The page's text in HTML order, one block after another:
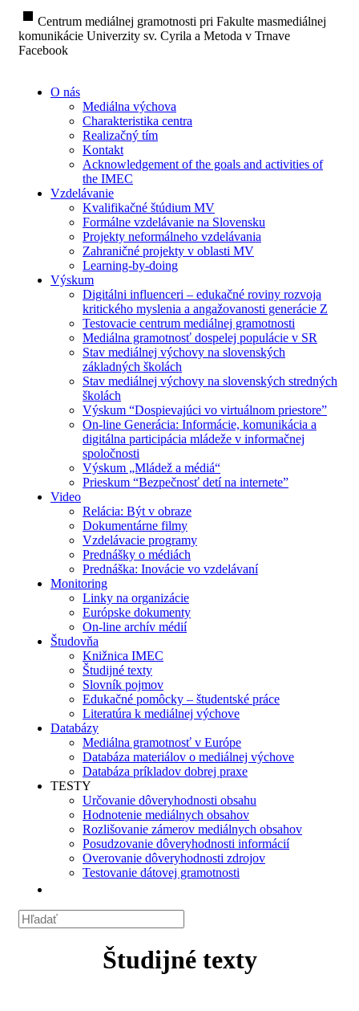
stop Centrum mediálnej gramotnosti pri Fakulte masmediálnej
komunikácie Univerzity sv. Cyrila a Metoda v Trnave
Facebook
O nás
Mediálna výchova
Charakteristika centra
Realizačný tím
Kontakt
Acknowledgement of the goals and activities of
the IMEC
Vzdelávanie
Kvalifikačné štúdium MV
Formálne vzdelávanie na Slovensku
Projekty neformálneho vzdelávania
Zahraničné projekty v oblasti MV
Learning-by-doing
Výskum
Digitálni influenceri – edukačné roviny rozvoja
kritického myslenia a angažovanosti generácie Z
Testovacie centrum mediálnej gramotnosti
Mediálna gramotnosť dospelej populácie v SR
Stav mediálnej výchovy na slovenských
základných školách
Stav mediálnej výchovy na slovenských stredných
školách
Výskum “Dospievajúci vo virtuálnom priestore”
On-line Generácia: Informácie, komunikácia a
digitálna participácia mládeže v informačnej
spoločnosti
Výskum „Mládež a médiá“
Prieskum “Bezpečnosť detí na internete”
Video
Relácia: Být v obraze
Dokumentárne filmy
Vzdelávacie programy
Prednášky o médiách
Prednáška: Inovácie vo vzdelávaní
Monitoring
Linky na organizácie
Európske dokumenty
On-line archív médií
Študovňa
Knižnica IMEC
Študijné texty
Slovník pojmov
Edukačné pomôcky – študentské práce
Literatúra k mediálnej výchove
Databázy
Mediálna gramotnosť v Európe
Databáza materiálov o mediálnej výchove
Databáza príkladov dobrej praxe
TESTY
Určovanie dôveryhodnosti obsahu
Hodnotenie mediálnych obsahov
Rozlišovanie zámerov mediálnych obsahov
Posudzovanie dôveryhodnosti informácií
Overovanie dôveryhodnosti zdrojov
Testovanie dátovej gramotnosti
Študijné texty